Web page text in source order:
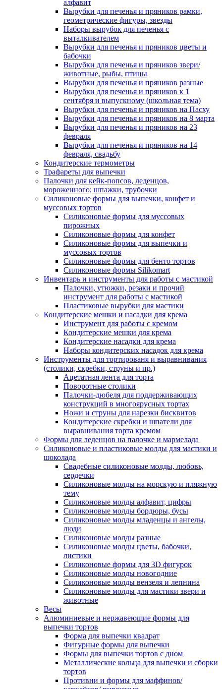
алфавит
Вырубки для печенья и пряников рамки,
геометрические фигуры, звезды
Наборы вырубок для печенья с
выталкивателем
Вырубки для печенья и пряников цветы и
бабочки
Вырубки для печенья и пряников звери/
животные, рыбы, птицы
Вырубки для печенья и пряников разные
Вырубки для печенья и пряников к 1
сентября и выпускному (школьная тема)
Вырубки для печенья и пряников на Пасху
Вырубки для печенья и пряников на 8 марта
Вырубки для печенья и пряников на 23
февраля
Вырубки для печенья и пряников на 14
февраля, свадьбу
Кондитерские термометры
Трафареты для выпечки
Палочки для кейк-попсов, леденцов,
мороженного; шпажки, трубочки
Силиконовые формы для выпечки, конфет и
муссовых тортов
Силиконовые формы для муссовых
пирожных
Силиконовые формы для конфет
Силиконовые формы для выпечки и
муссовых тортов
Силиконовые формы для бенто тортов
Силиконовые формы Silikomart
Инвентарь и инструменты для работы с мастикой
Палочки, утюжки, резаки и прочий
инструмент для работы с мастикой
Пластиковые вырубки для мастики
Кондитерские мешки и насадки для крема
Инструмент для работы с кремом
Кондитерские мешки для крема
Кондитерские насадки для крема
Наборы кондитерских насадок для крема
Инструменты для тортированя и выравнивания
(столики, скребки, струны и пр.)
Ацетатная лента для торта
Поворотные столики
Палочки-дюбеля для поддерживающих
конструкций в многоярусных тортах
Ножи и струны для нарезки бисквитов
Кондитерские скребки и шпатели для
выравнивания торта кремом
Формы для леденцов на палочке и мармелада
Силиконовые и пластиковые молды для мастики и
шоколада
Свадебные силиконовые молды, любовь,
сердечки
Силиконовые молды на морскую и пляжную
тему
Силиконовые молды алфавит, цифры
Силиконовые молды бордюры, бусы
Силиконовые молды младенцы и ангелы,
люди
Силиконовые молды разные
Силиконовые молды цветы, бабочки,
листики
Силиконовые формы для 3D фигурок
Силиконовые молды новогодние
Силиконовые молды вензеля и лепнина
Силиконовые молды для мастики звери и
животные
Весы
Алюминиевые и нержавеющие формы для
выпечки тортов
Форма для выпечки квадрат
Фигурные формы для выпечки
Формы для выпечки тортов с дном
Металлические кольца для выпечки и сборки
тортов
Противни и формы для маффинов/